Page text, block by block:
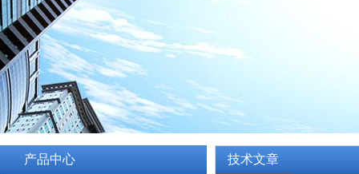
产品中心 技术文章